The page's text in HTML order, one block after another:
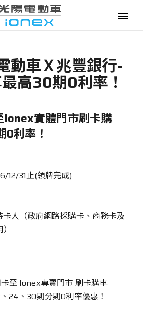
電動機車
購車優惠
最新消息
資費優惠
ATR 共享機車
動車Ｘ兆豐銀行-
高30期0利率！
Ionex實體門市刷卡購
利率！
12/31止(領牌完成)
人（政府網路採購卡、商務卡及
至 Ionex專賣門市 刷卡購車
24、30期分期0利率優惠！